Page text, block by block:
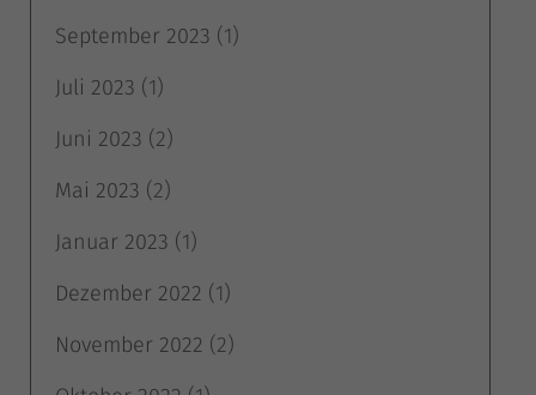
September 2023 (1)
Juli 2023 (1)
Juni 2023 (2)
Mai 2023 (2)
Januar 2023 (1)
Dezember 2022 (1)
November 2022 (2)